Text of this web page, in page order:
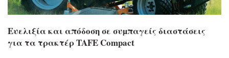
Eυελιξία και απόδοση σε συµπαγείς διαστάσεις
για τα τρακτέρ TAFE Compact